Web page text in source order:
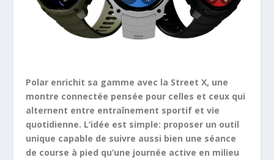
Polar enrichit sa gamme avec la Street X, une
montre connectée pensée pour celles et ceux qui
alternent entre entraînement sportif et vie
quotidienne. L’idée est simple: proposer un outil
unique capable de suivre aussi bien une séance
de course à pied qu’une journée active en milieu